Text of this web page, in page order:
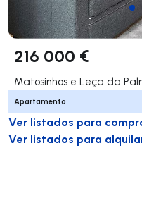
216 000 €
Matosinhos e Leça da
Apartamento
Ver listados para
Ver listados para